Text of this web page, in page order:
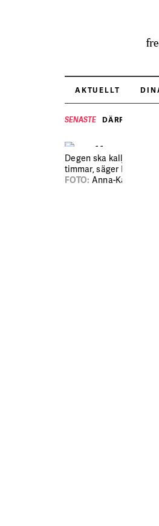
AKTUELLT
SENASTE DÄRFÖR BRYR
Degen ska kalljäsa minst
timmar, säger Edi Velaj.
FOTO: Anna-Karin